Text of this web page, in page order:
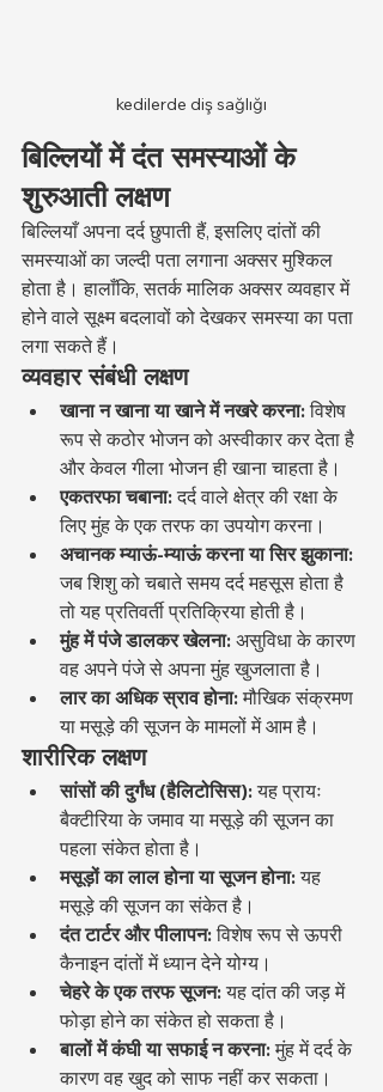
kedilerde diş sağlığı
बिल्लियों में दंत समस्याओं के
शुरुआती लक्षण
बिल्लियाँ अपना दर्द छुपाती हैं, इसलिए दांतों की
समस्याओं का जल्दी पता लगाना अक्सर मुश्किल
होता है। हालाँकि, सतर्क मालिक अक्सर व्यवहार में
होने वाले सूक्ष्म बदलावों को देखकर समस्या का पता
लगा सकते हैं।
व्यवहार संबंधी लक्षण
खाना न खाना या खाने में नखरे करना: विशेष
रूप से कठोर भोजन को अस्वीकार कर देता है
और केवल गीला भोजन ही खाना चाहता है।
एकतरफा चबाना: दर्द वाले क्षेत्र की रक्षा के
लिए मुंह के एक तरफ का उपयोग करना।
अचानक म्याऊं-म्याऊं करना या सिर झुकाना:
जब शिशु को चबाते समय दर्द महसूस होता है
तो यह प्रतिवर्ती प्रतिक्रिया होती है।
मुंह में पंजे डालकर खेलना: असुविधा के कारण
वह अपने पंजे से अपना मुंह खुजलाता है।
लार का अधिक स्राव होना: मौखिक संक्रमण
या मसूड़े की सूजन के मामलों में आम है।
शारीरिक लक्षण
सांसों की दुर्गंध (हैलिटोसिस): यह प्रायः
बैक्टीरिया के जमाव या मसूड़े की सूजन का
पहला संकेत होता है।
मसूड़ों का लाल होना या सूजन होना: यह
मसूड़े की सूजन का संकेत है।
दंत टार्टर और पीलापन: विशेष रूप से ऊपरी
कैनाइन दांतों में ध्यान देने योग्य।
चेहरे के एक तरफ सूजन: यह दांत की जड़ में
फोड़ा होने का संकेत हो सकता है।
बालों में कंघी या सफाई न करना: मुंह में दर्द के
कारण वह खुद को साफ नहीं कर सकता।